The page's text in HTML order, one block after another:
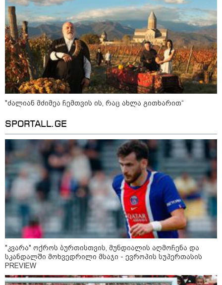
12:47 / 09-08-2026
რუსული მხარის ინფორმაციით,
უკრაინამ ბელგოროდზე
დრონებით იერიში მიიტანა,
დაიღუპა 3 ადამიანი და
დაშავდა 25
10:17 / 09-08-2026
რუსებმა ხარკოვს და ოდესას
დაარტყეს, არიან დაღუპულები
და დაშავებულები - რა
ინფორმაციას ავრცელებს
10:02 / 09-08-2026
"ქართული ოცნება” ხელს
უწყობს ირანული
ტერორისტული ქსელების
უკანონო გაფართოებას, თუმცა
მაინც ამერიკას უყენებს
მოთხოვნებს?" - ჯო უილსონი
კატეგორიის ყველა სიახლე
"ძალიან მძიმეა ჩემთვის ის, რაც ახლა გითხარით“
SPORTALL.GE
"კვარა" ოქროს ბურთისთვის, მუნდიალის აღმოჩენა და
სკანდალში მოხვედრილი მსაჯი - ევროპის სუპერთასის
PREVIEW